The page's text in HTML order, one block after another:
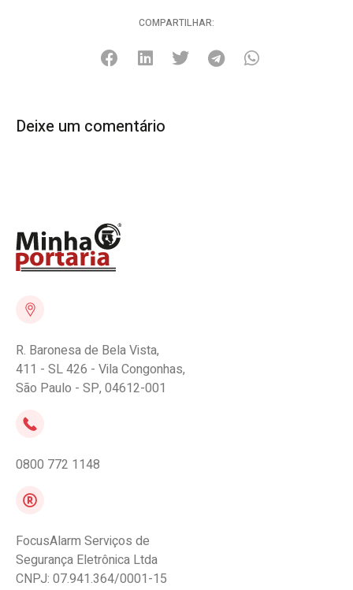
COMPARTILHAR:
Deixe um comentário
R. Baronesa de Bela Vista,
411 - SL 426 - Vila Congonhas,
São Paulo - SP, 04612-001
0800 772 1148
FocusAlarm Serviços de
Segurança Eletrônica Ltda
CNPJ: 07.941.364/0001-15